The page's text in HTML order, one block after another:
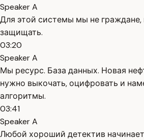
Speaker A
Для этой системы мы не
защищать.
03:20
Speaker A
Мы ресурс. База данных. Новая
нужно выкочать, оцифровать и
алгоритмы.
03:41
Speaker A
Любой хороший детектив